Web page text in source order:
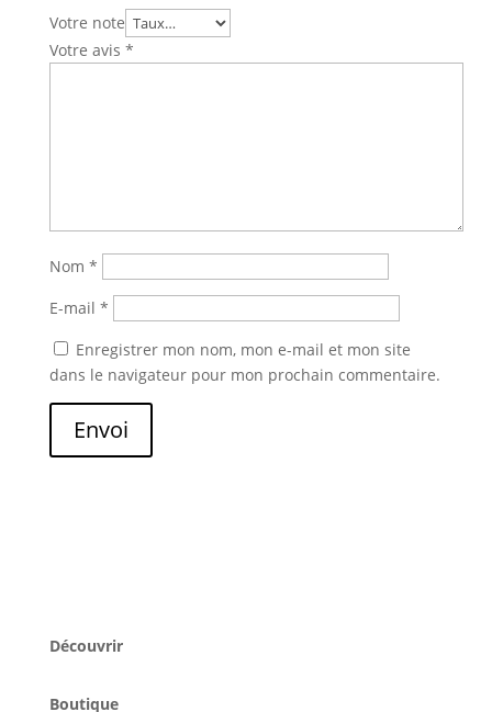
Votre note
Votre avis *
Nom *
E-mail *
Enregistrer mon nom, mon e-mail et mon site
dans le navigateur pour mon prochain commentaire.
Envoi
Découvrir
Boutique